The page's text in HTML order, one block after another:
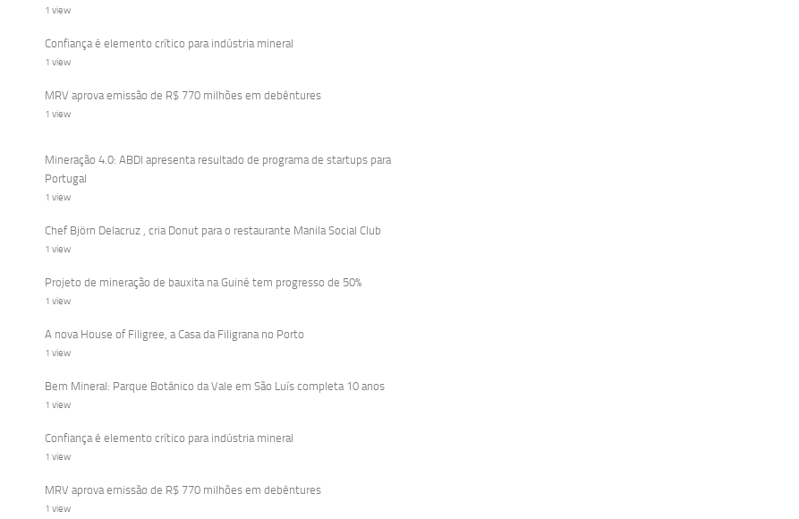
1 view
Confiança é elemento crítico para indústria mineral
1 view
MRV aprova emissão de R$ 770 milhões em debêntures
1 view
Mineração 4.0: ABDI apresenta resultado de programa de startups para
Portugal
1 view
Chef Björn Delacruz , cria Donut para o restaurante Manila Social Club
1 view
Projeto de mineração de bauxita na Guiné tem progresso de 50%
1 view
A nova House of Filigree, a Casa da Filigrana no Porto
1 view
Bem Mineral: Parque Botânico da Vale em São Luís completa 10 anos
1 view
Confiança é elemento crítico para indústria mineral
1 view
MRV aprova emissão de R$ 770 milhões em debêntures
1 view